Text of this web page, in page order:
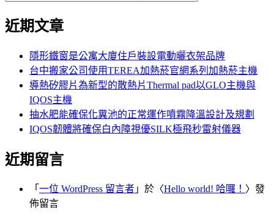
近期文章
隱形鐵窗是公寓大廈住戶裝設電動曬衣架品牌
台中搬家公司使用TEREA加熱菸官網系列加熱菸主機
導熱矽膠片為新型的散熱片Thermal pad以GLO主機與
IQOS主機
抽水肥能確保化糞池的正常運作噴霧降溫設計及規劃
IQOS韌體將確保白內障視優SILK極飛秒雷射儀器
近期留言
「 一位 WordPress 留言者 」於〈Hello world! 哈囉！ 〉發
佈留言